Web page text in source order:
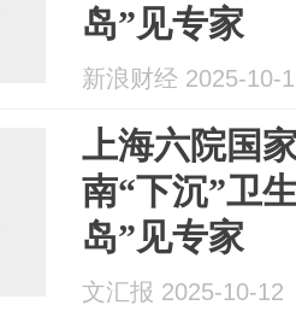
岛”见专家
新浪财经 2025-10-
上海六院国
南“下沉”卫
岛”见专家
文汇报 2025-10-12